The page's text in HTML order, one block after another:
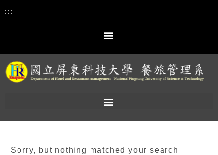
:::
Sorry, but nothing matched your search